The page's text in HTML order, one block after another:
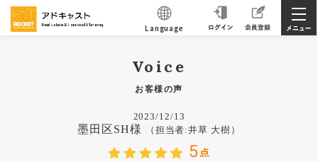
Language
Voice
お客様の声
2023/12/13
墨田区SH様 （担当者:井草 大樹）
5点